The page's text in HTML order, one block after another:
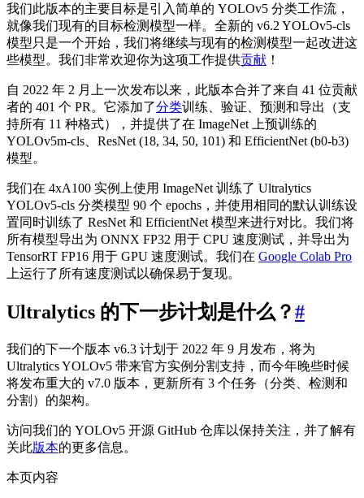
我们此版本的主要目标是引入简单的 YOLOv5 分类工作流，
就像我们现有的目标检测模型一样。全新的 v6.2 YOLOv5-cls
模型只是一个开始，我们将继续与现有的检测模型一起改进这
些模型。我们非常欢迎你为这项工作提供贡献 ！
自 2022 年 2 月上一次发布以来，此版本合并了来自 41 位贡献
者的 401 个 PR。它添加了分类训练、验证、预测和导出（支
持所有 11 种格式），并提供了在 ImageNet 上预训练的
YOLOv5m-cls、ResNet (18, 34, 50, 101) 和 EfficientNet (b0-b3)
模型。
我们在 4xA100 实例上使用 ImageNet 训练了 Ultralytics
YOLOv5-cls 分类模型 90 个 epochs，并使用相同的默认训练设
置同时训练了 ResNet 和 EfficientNet 模型来进行对比。我们将
所有模型导出为 ONNX FP32 用于 CPU 速度测试，并导出为
TensorRT FP16 用于 GPU 速度测试。我们在 Google Colab Pro
上运行了所有速度测试以确保易于复现。
Ultralytics 的下一步计划是什么？#
我们的下一个版本 v6.3 计划于 2022 年 9 月发布，将为
Ultralytics YOLOv5 带来官方实例分割支持，而今年晚些时候
将发布重大的 v7.0 版本，更新所有 3 个任务（分类、检测和
分割）的架构。
访问我们的 YOLOv5 开源 GitHub 仓库以保持关注，并了解有
关此版本的更多信息。
本页内容